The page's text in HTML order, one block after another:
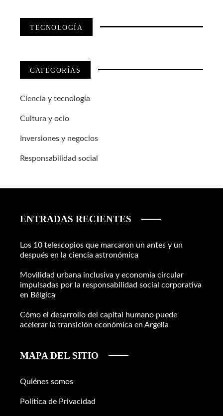
TECNOLOGÍA
CATEGORÍAS
Ciencia y tecnología
Cultura y ocio
Inversiones y negocios
Responsabilidad social
ENTRADAS RECIENTES
Los 10 telescopios que marcaron un antes y un
después en la ciencia astronómica
Movilidad urbana inclusiva y economía circular
impulsadas por la responsabilidad social corporativa
en Bélgica
Cómo el desarrollo del capital humano puede
acelerar la transición económica en Argelia
MAPA DEL SITIO
Quiénes somos
Política de Privacidad